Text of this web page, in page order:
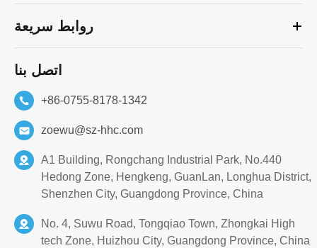
روابط سريعة
اتصل بنا
+86-0755-8178-1342
zoewu@sz-hhc.com
A1 Building, Rongchang Industrial Park, No.440
Hedong Zone, Hengkeng, GuanLan, Longhua District,
Shenzhen City, Guangdong Province, China
No. 4, Suwu Road, Tongqiao Town, Zhongkai High
tech Zone, Huizhou City, Guangdong Province, China